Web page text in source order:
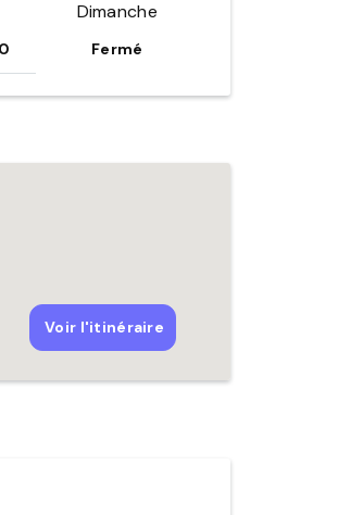
Dimanche
Fermé